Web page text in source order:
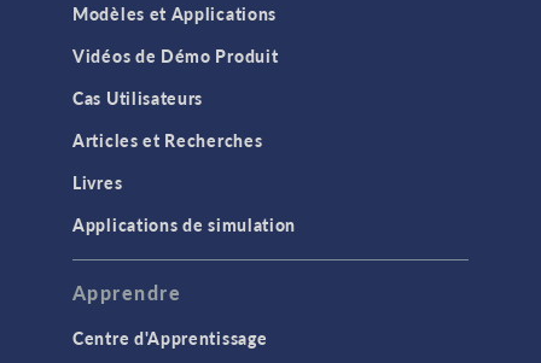
Modèles et Applications
Vidéos de Démo Produit
Cas Utilisateurs
Articles et Recherches
Livres
Applications de simulation
Apprendre
Centre d'Apprentissage